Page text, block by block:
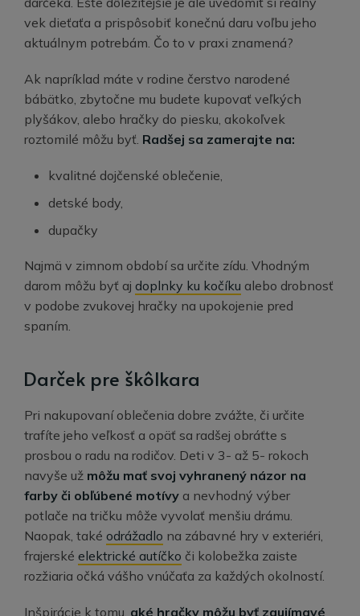
vek dieťaťa a prispôsobiť konečnú daru voľbu jeho
aktuálnym potrebám. Čo to v praxi znamená?
Ak napríklad máte v rodine čerstvo narodené
bábätko, zbytočne mu budete kupovať veľkých
plyšákov, alebo hračky do piesku, akokoľvek
roztomilé môžu byť. Radšej sa zamerajte na:
kvalitné dojčenské oblečenie,
detské body,
dupačky
Najmä v zimnom období sa určite zídu. Vhodným
darom môžu byť aj doplnky ku kočíku alebo drobnosť
v podobe zvukovej hračky na upokojenie pred
spaním.
Darček pre škôlkara
Pri nakupovaní oblečenia dobre zvážte, či určite
trafíte jeho veľkosť a opäť sa radšej obráťte s
prosbou o radu na rodičov. Deti v 3- až 5- rokoch
navyše už môžu mať svoj vyhranený názor na
farby či obľúbené motívy a nevhodný výber
potlače na tričku môže vyvolať menšiu drámu.
Naopak, také odrážadlo na zábavné hry v exteriéri,
frajerské elektrické autíčko či kolobežka zaiste
rozžiaria očká vášho vnúčaťa za každých okolností.
Inšpirácie k tomu, aké hračky môžu byť zaujímavé